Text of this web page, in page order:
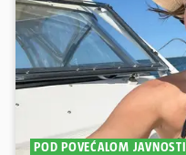
POD POVEĆALOM JAVNOSTI